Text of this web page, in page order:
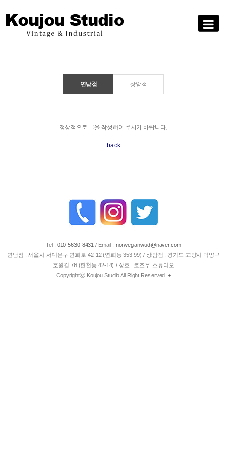
Toggle
연남점 상암점
정상적으로 글을 작성하여 주시기 바랍니다.
Tel : 010-5630-8431 / Email :norwegianwud@naver.com
연남점 : 서울시 서대문구 연희로 42-12 (연희동 353-99) / 상암점 : 경기도 고양시 덕양구
호원길 76 (현천동 42-14) / 상호 : 코조우 스튜디오
Copyrightⓒ Koujou Studio All Right Reserved.+